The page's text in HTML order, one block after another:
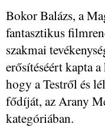
Bokor Balázs, a
fantasztikus
szakmai
erősítéséért kapta
hogy a Testről és
fődíját, az Arany
kategóriában.